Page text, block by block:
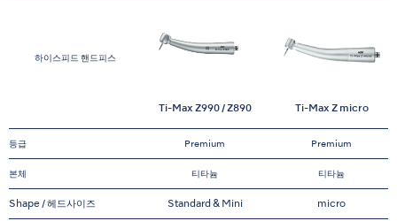
하이스피드 핸드피스
등급
본체
Shape / 헤드사이즈
Ti-Max Z990 / Z890
Premium
티타늄
Standard & Mini
Ti-Max Z micro
Premium
티타늄
micro